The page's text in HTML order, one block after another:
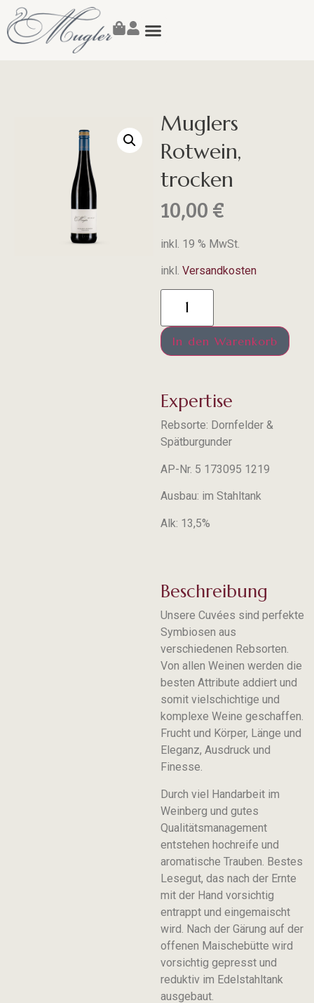
Muglers
Rotwein,
trocken
10,00 €
inkl. 19 % MwSt.
inkl.Versandkosten
In den Warenkorb
Expertise
Rebsorte: Dornfelder &
Spätburgunder
AP-Nr. 5 173095 1219
Ausbau: im Stahltank
Alk: 13,5%
Beschreibung
Unsere Cuvées sind perfekte
Symbiosen aus
verschiedenen Rebsorten.
Von allen Weinen werden die
besten Attribute addiert und
somit vielschichtige und
komplexe Weine geschaffen.
Frucht und Körper, Länge und
Eleganz, Ausdruck und
Finesse.
Durch viel Handarbeit im
Weinberg und gutes
Qualitätsmanagement
entstehen hochreife und
aromatische Trauben. Bestes
Lesegut, das nach der Ernte
mit der Hand vorsichtig
entrappt und eingemaischt
wird. Nach der Gärung auf der
offenen Maischebütte wird
vorsichtig gepresst und
reduktiv im Edelstahltank
ausgebaut.